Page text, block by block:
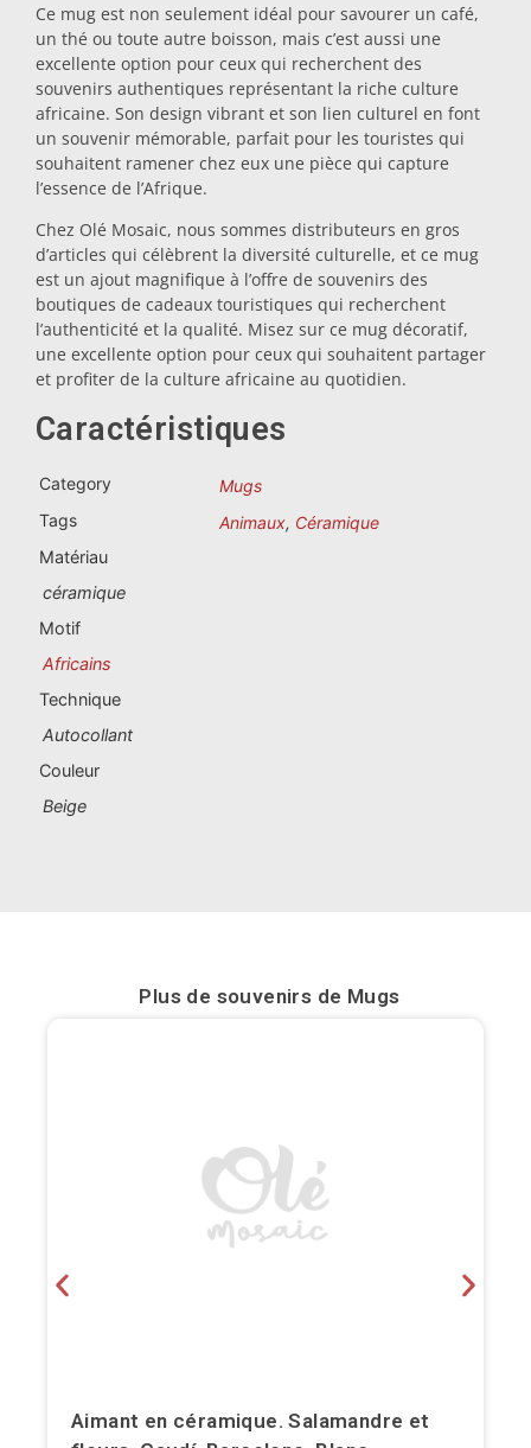
Verres à shot
Souvenirs par ville
Souvenirs d'Espagne
Souvenirs du Portugal
Albacete
Almería
Ávila
Burgos
Castellón de la Plana
Gijón
Ce mug est non seulement idéal pour savourer un café,
un thé ou toute autre boisson, mais c’est aussi une
excellente option pour ceux qui recherchent des
souvenirs authentiques représentant la riche culture
africaine. Son design vibrant et son lien culturel en font
un souvenir mémorable, parfait pour les touristes qui
souhaitent ramener chez eux une pièce qui capture
l’essence de l’Afrique.
Chez Olé Mosaic, nous sommes distributeurs en gros
d’articles qui célèbrent la diversité culturelle, et ce mug
est un ajout magnifique à l’offre de souvenirs des
boutiques de cadeaux touristiques qui recherchent
l’authenticité et la qualité. Misez sur ce mug décoratif,
une excellente option pour ceux qui souhaitent partager
et profiter de la culture africaine au quotidien.
Caractéristiques
Category
Mugs
Tags
Animaux, Céramique
Matériau
céramique
Motif
Africains
Technique
Autocollant
Couleur
Beige
Plus de souvenirs de Mugs
Aimant en céramique. Salamandre et